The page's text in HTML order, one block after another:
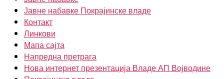
Јавне набавке Покрајинске владе
Контакт
Линкови
Мапа сајта
Напредна претрага
Нова интернет презентација Владе АП Војводине